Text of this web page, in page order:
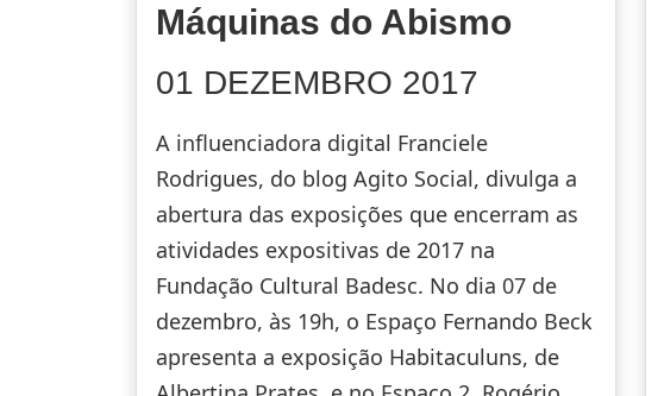
Máquinas do Abismo
01 DEZEMBRO 2017
A influenciadora digital Franciele
Rodrigues, do blog Agito Social, divulga a
abertura das exposições que encerram as
atividades expositivas de 2017 na
Fundação Cultural Badesc. No dia 07 de
dezembro, às 19h, o Espaço Fernando Beck
apresenta a exposição Habitaculuns, de